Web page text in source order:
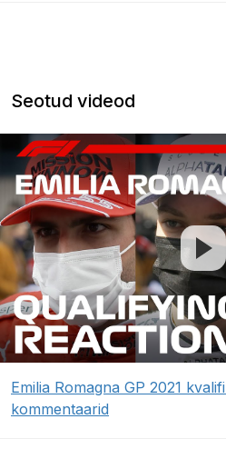
Seotud videod
Emilia Romagna GP 2021
kommentaarid